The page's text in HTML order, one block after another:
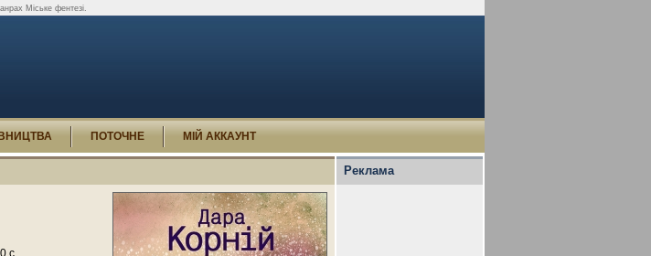
Міське фентезі.
ПОТОЧНЕ МІЙ АККАУНТ
с.
Реклама